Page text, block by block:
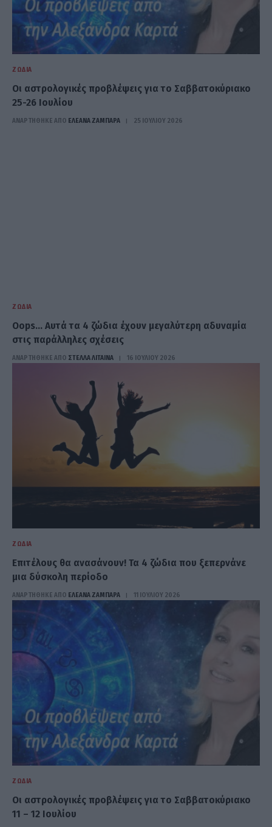
ΖΏΔΙΑ
Oι αστρολογικές προβλέψεις για το Σαββατοκύριακο
25-26 Ιουλίου
ΑΝΑΡΤΗΘΗΚΕ ΑΠΟ ΕΛΕΑΝΑ ΖΑΜΠΑΡΑ 25 ΙΟΥΛΊΟΥ 2026
ΖΏΔΙΑ
Oops… Αυτά τα 4 ζώδια έχουν μεγαλύτερη αδυναμία
στις παράλληλες σχέσεις
ΑΝΑΡΤΗΘΗΚΕ ΑΠΟ ΣΤΈΛΛΑ ΛΊΤΑΙΝΑ 16 ΙΟΥΛΊΟΥ 2026
ΖΏΔΙΑ
Επιτέλους θα ανασάνουν! Τα 4 ζώδια που ξεπερνάνε
μια δύσκολη περίοδο
ΑΝΑΡΤΗΘΗΚΕ ΑΠΟ ΕΛΕΑΝΑ ΖΑΜΠΑΡΑ 11 ΙΟΥΛΊΟΥ 2026
ΖΏΔΙΑ
Οι αστρολογικές προβλέψεις για το Σαββατοκύριακο
11 – 12 Ιουλίου